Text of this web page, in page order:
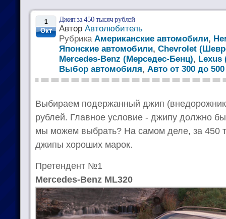
1
Окт
Джип за 450 тысяч рублей
Автор Автолюбитель
Рубрика Американские автомобили,
Японские автомобили, Chevrolet
Mercedes-Benz (Мерседес-Бенц), Lexus
Выбор автомобиля, Авто от 300 до
Выбираем подержанный джип
рублей. Главное условие - джипу должно
мы можем выбрать? На самом деле, за 450
джипы хороших марок.
Претендент №1
Mercedes-Benz ML320